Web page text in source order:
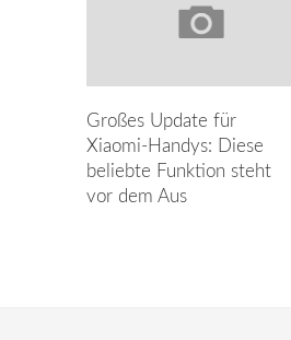
Großes Update für
Xiaomi-Handys: Diese
beliebte Funktion steht
vor dem Aus